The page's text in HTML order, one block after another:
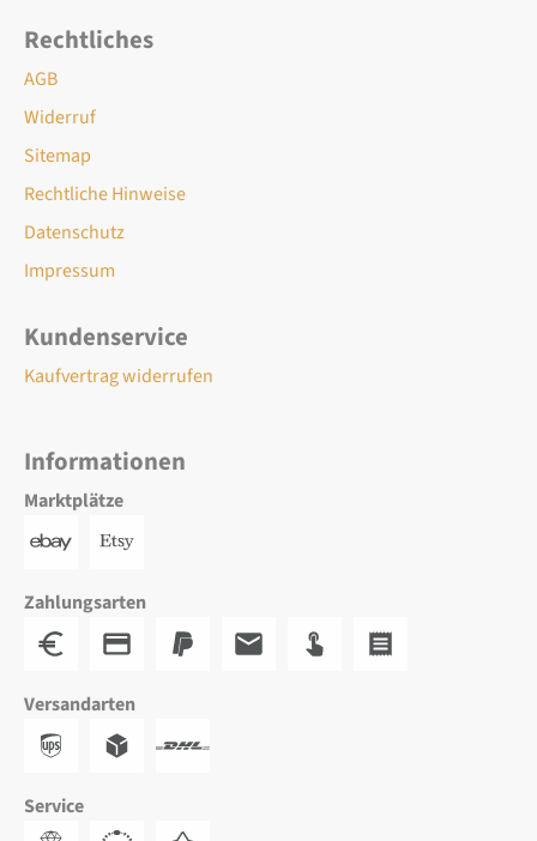
Rechtliches
AGB
Widerruf
Sitemap
Rechtliche Hinweise
Datenschutz
Impressum
Kundenservice
Kaufvertrag widerrufen
Informationen
Marktplätze
Zahlungsarten
Versandarten
Service